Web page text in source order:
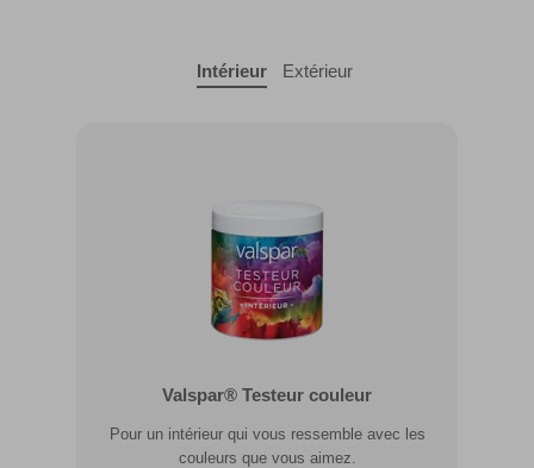
Intérieur Extérieur
Valspar® Testeur couleur
Pour un intérieur qui vous ressemble avec les
couleurs que vous aimez.
Valspar® Pro Extérieur Boiseries et
Résiste aux fissures et à l’écaillage. Résiste aux